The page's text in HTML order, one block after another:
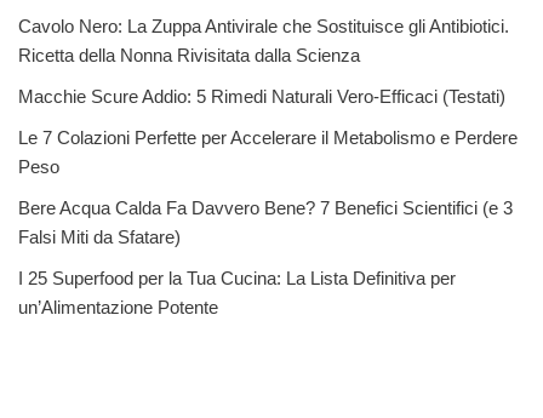
Cavolo Nero: La Zuppa Antivirale che Sostituisce gli Antibiotici.
Ricetta della Nonna Rivisitata dalla Scienza
Macchie Scure Addio: 5 Rimedi Naturali Vero-Efficaci (Testati)
Le 7 Colazioni Perfette per Accelerare il Metabolismo e Perdere
Peso
Bere Acqua Calda Fa Davvero Bene? 7 Benefici Scientifici (e 3
Falsi Miti da Sfatare)
I 25 Superfood per la Tua Cucina: La Lista Definitiva per
un’Alimentazione Potente